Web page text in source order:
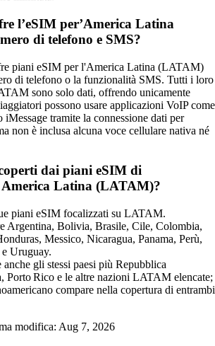
l’eSIM per’America Latina
di telefono e SMS?
piani eSIM per l'America Latina (LATAM)
di telefono o la funzionalità SMS. Tutti i loro
sono solo dati, offrendo unicamente
possono usare applicazioni VoIP come
tramite la connessione dati per
non è inclusa alcuna voce cellulare nativa né
dai piani eSIM di
America Latina (LATAM)?
piani eSIM focalizzati su LATAM.
Argentina, Bolivia, Brasile, Cile, Colombia,
Messico, Nicaragua, Panama, Perù,
Uruguay.
gli stessi paesi più Repubblica
Porto Rico e le altre nazioni LATAM elencate;
compare nella copertura di entrambi
modifica: Aug 7, 2026